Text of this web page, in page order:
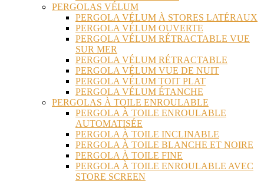
PERGOLAS VÉLUM
PERGOLA VÉLUM À STORES LATÉRAUX
PERGOLA VÉLUM OUVERTE
PERGOLA VÉLUM RÉTRACTABLE VUE
SUR MER
PERGOLA VÉLUM RÉTRACTABLE
PERGOLA VÉLUM VUE DE NUIT
PERGOLA VÉLUM TOIT PLAT
PERGOLA VÉLUM ÉTANCHE
PERGOLAS À TOILE ENROULABLE
PERGOLA À TOILE ENROULABLE
AUTOMATISÉE
PERGOLA À TOILE INCLINABLE
PERGOLA À TOILE BLANCHE ET NOIRE
PERGOLA À TOILE FINE
PERGOLA À TOILE ENROULABLE AVEC
STORE SCREEN